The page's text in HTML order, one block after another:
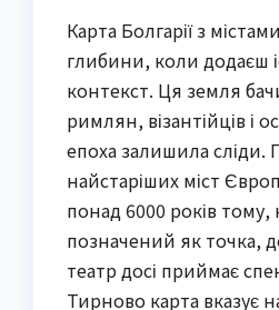
Карта Болгарії з
глибини, коли додаєш
контекст. Ця земля
римлян, візантійців і
епоха залишила
найстаріших міст
понад 6000 років тому,
позначений як точка,
театр досі приймає
Тирново карта вказує